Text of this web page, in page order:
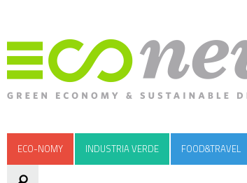
ECO-NOMY INDUSTRIA VERDE FOOD&TRAVEL